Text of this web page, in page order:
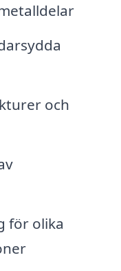
och
för olika